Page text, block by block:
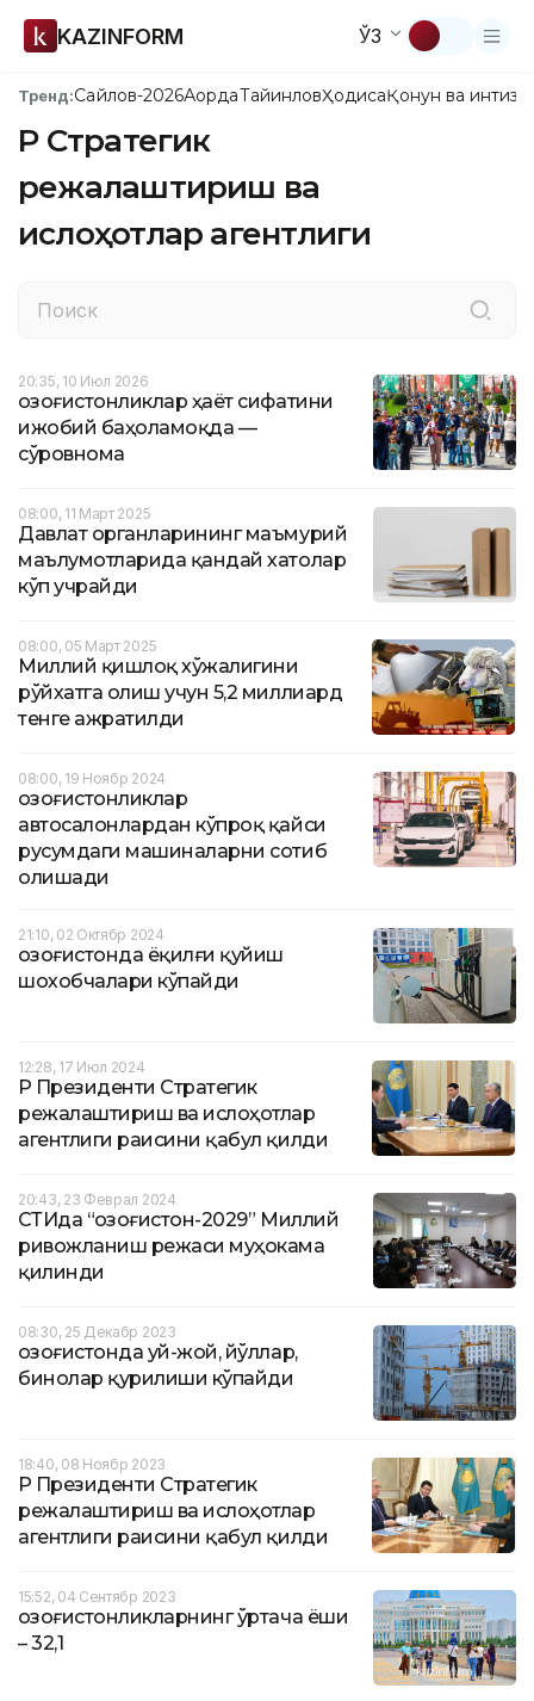
KAZINFORM ЎЗ
Тренд:Сайлов-2026АқордаТайинловҲодисаҚонун ва
ҚР Стратегик
режалаштириш ва
ислоҳотлар агентлиги
20:35, 10 Июл 2026
Қозоғистонликлар ҳаёт сифатини
ижобий баҳоламоқда —
сўровнома
08:00, 11 Март 2025
Давлат органларининг маъмурий
маълумотларида қандай хатолар
кўп учрайди
08:00, 05 Март 2025
Миллий қишлоқ хўжалигини
рўйхатга олиш учун 5,2 миллиард
тенге ажратилди
08:00, 19 Ноябр 2024
Қозоғистонликлар
автосалонлардан кўпроқ қайси
русумдаги машиналарни сотиб
олишади
21:10, 02 Октябр 2024
Қозоғистонда ёқилғи қуйиш
шохобчалари кўпайди
12:28, 17 Июл 2024
ҚР Президенти Стратегик
режалаштириш ва ислоҳотлар
агентлиги раисини қабул қилди
20:43, 23 Феврал 2024
ҚСТИда “Қозоғистон-2029” Миллий
ривожланиш режаси муҳокама
қилинди
08:30, 25 Декабр 2023
Қозоғистонда уй-жой, йўллар,
бинолар қурилиши кўпайди
18:40, 08 Ноябр 2023
ҚР Президенти Стратегик
режалаштириш ва ислоҳотлар
агентлиги раисини қабул қилди
15:52, 04 Сентябр 2023
Қозоғистонликларнинг ўртача ёши
– 32,1